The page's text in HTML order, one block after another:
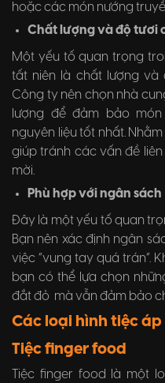
hoặc các món nướng
Chất lượng và độ tươi
Một yếu tố quan trọng
tất niên là chất lượng và
Công ty nên chọn nhà
lượng để đảm bảo
nguyên liệu tốt nhất.
giúp tránh các vấn đề
mời.
Phù hợp với ngân sách
Đây là một yếu tố quan
Bạn nên xác định ngân
việc “vung tay quá trán”.
bạn có thể lựa chọn
đắt đỏ mà vẫn đảm bảo
Các loại hình tiệc
Tiệc finger food
Tiệc finger food là một